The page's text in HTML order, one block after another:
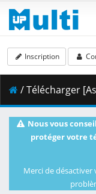
Inscription
/ Télécharger
Nous vous
protéger votre
Merci de